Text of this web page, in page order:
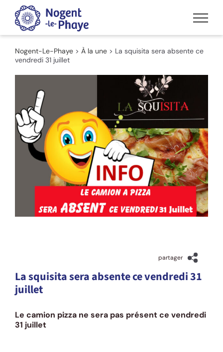
Passer
contenu
Nogent-Le-Phaye > À la une > La squisita sera absente ce
vendredi 31 juillet
l'image
agrandie
partager
La squisita sera absente ce vendredi 31
juillet
Le camion pizza ne sera pas présent ce vendredi
31 juillet